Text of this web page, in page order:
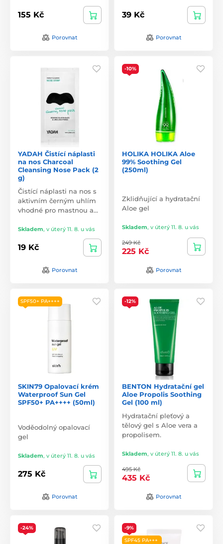
155 Kč
Porovnat
39 Kč
Porovnat
YADAH Čistící náplasti
na nos Charcoal
Cleansing Nose Pack (2
g)
Čistící náplasti na nos s
aktivním černým uhlím
vhodné pro mastnou a…
Skladem, v úterý 11. 8. u vás
19 Kč
Porovnat
-10%
HOLIKA HOLIKA Aloe
99% Soothing Gel
(250ml)
Zklidňující a hydratační
Aloe gel
Skladem, v úterý 11. 8. u vás
249 Kč
225 Kč
Porovnat
SPF50+ PA++++
SKIN79 Opalovací krém
Waterproof Sun Gel
SPF50+ PA++++ (50ml)
Voděodolný opalovací
gel
Skladem, v úterý 11. 8. u vás
275 Kč
Porovnat
-12%
BENTON Hydratační gel
Aloe Propolis Soothing
Gel (100 ml)
Hydratační pleťový a
tělový gel s Aloe vera a
propolisem.
Skladem, v úterý 11. 8. u vás
495 Kč
435 Kč
Porovnat
-24%
-9%
SPF45 PA+++